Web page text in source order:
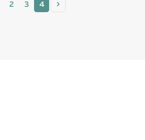
2 3 4